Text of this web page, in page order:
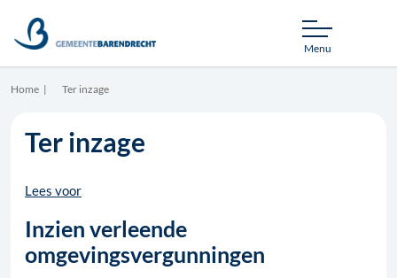
Menu
Home Ter inzage
Ter inzage
Lees voor
Inzien verleende
omgevingsvergunningen